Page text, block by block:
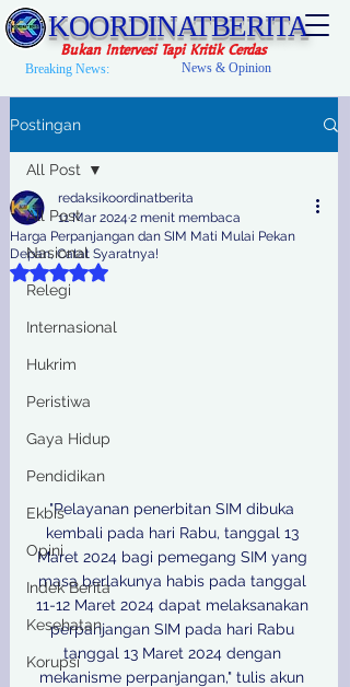
KOORDINATBERITA
Bukan Intervesi Tapi Kritik Cerdas
Breaking News: News & Opinion
Postingan
All Post
Nasional
Relegi
Internasional
Hukrim
Peristiwa
Gaya Hidup
Pendidikan
Ekbis
Opini
Indek Berita
Kesehatan
Korupsi
All Post
Harga Perpanjangan dan SIM Mati Mulai Pekan
Depan, Catat Syaratnya!
redaksikoordinatberita
11 Mar 2024 2 menit membaca
Dinilai NaN dari 5 bintang.
"Pelayanan penerbitan SIM dibuka
kembali pada hari Rabu, tanggal 13
Maret 2024 bagi pemegang SIM yang
masa berlakunya habis pada tanggal
11-12 Maret 2024 dapat melaksanakan
perpanjangan SIM pada hari Rabu
tanggal 13 Maret 2024 dengan
mekanisme perpanjangan," tulis akun